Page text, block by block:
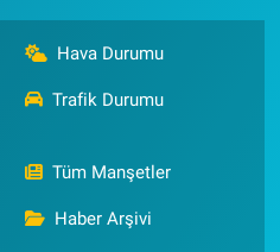
Hava Durumu
Trafik Durumu
Tüm Manşetler
Haber Arşivi